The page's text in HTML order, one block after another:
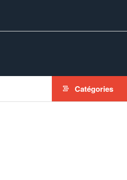
Catégories